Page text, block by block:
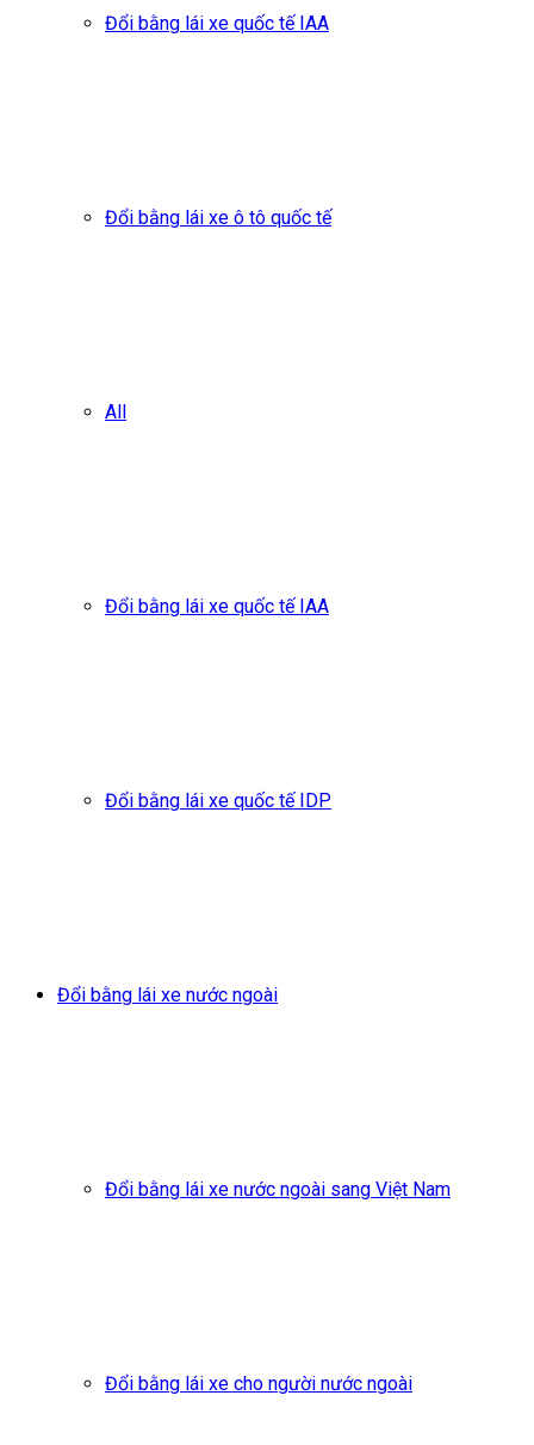
Đổi bằng lái xe quốc tế IAA
Đổi bằng lái xe ô tô quốc tế
All
Đổi bằng lái xe quốc tế IAA
Đổi bằng lái xe quốc tế IDP
Đổi bằng lái xe nước ngoài
Đổi bằng lái xe nước ngoài sang Việt Nam
Đổi bằng lái xe cho người nước ngoài